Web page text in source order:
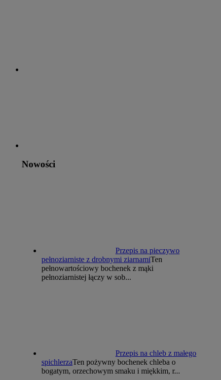
Nowości
Przepis na pieczywo
pełnoziarniste z drobnymi ziarnamiTen
pełnowartościowy bochenek z mąki
pełnoziarnistej łączy w sob...
Przepis na chleb z małego
spichlerzaTen pożywny bochenek chleba o
bogatym, orzechowym smaku i miękkim, r...